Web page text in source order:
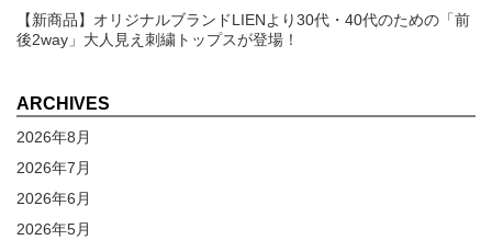
【新商品】オリジナルブランドLIENより30代・40代のための「前
後2way」大人見え刺繍トップスが登場！
ARCHIVES
2026年8月
2026年7月
2026年6月
2026年5月